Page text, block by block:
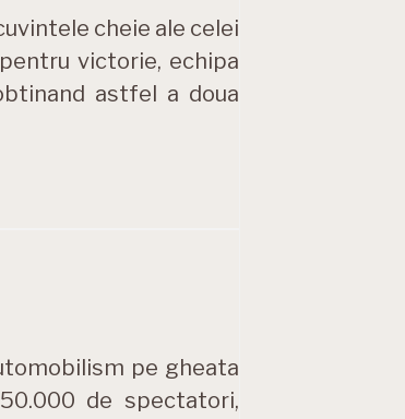
cheie ale celei
victorie, echipa
astfel a doua
pe gheata
de spectatori,